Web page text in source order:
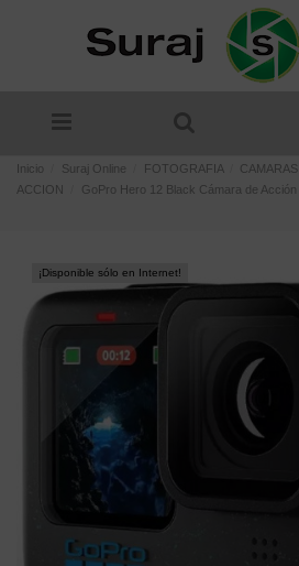
Inicio Suraj Online FOTOGRAFIA CAMARAS
ACCION
GoPro Hero 12 Black Cámara de Acción
¡Disponible sólo en Internet!